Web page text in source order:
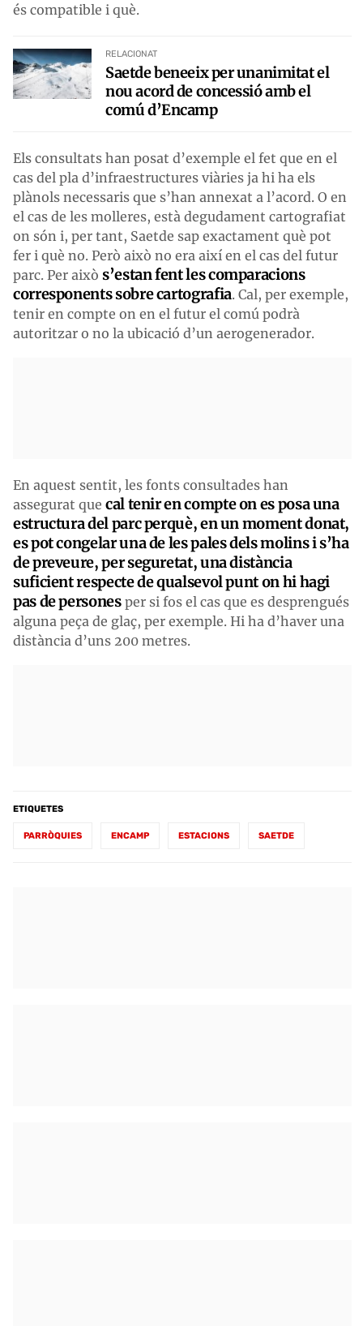
és compatible i què.
RELACIONAT
Saetde beneeix per unanimitat el
nou acord de concessió amb el
comú d’Encamp
Els consultats han posat d’exemple el fet que en el
cas del pla d’infraestructures viàries ja hi ha els
plànols necessaris que s’han annexat a l’acord. O en
el cas de les molleres, està degudament cartografiat
on són i, per tant, Saetde sap exactament què pot
fer i què no. Però això no era així en el cas del futur
parc. Per això s’estan fent les comparacions
corresponents sobre cartografia. Cal, per exemple,
tenir en compte on en el futur el comú podrà
autoritzar o no la ubicació d’un aerogenerador.
En aquest sentit, les fonts consultades han
assegurat que cal tenir en compte on es posa una
estructura del parc perquè, en un moment donat,
es pot congelar una de les pales dels molins i s’ha
de preveure, per seguretat, una distància
suficient respecte de qualsevol punt on hi hagi
pas de personesper si fos el cas que es desprengués
alguna peça de glaç, per exemple. Hi ha d’haver una
distància d’uns 200 metres.
ETIQUETES
PARRÒQUIES ENCAMP ESTACIONS SAETDE